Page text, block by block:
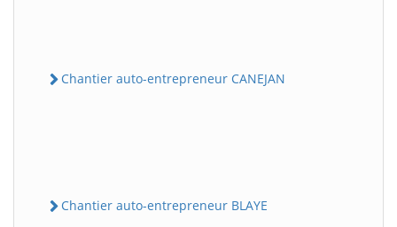
Chantier auto-entrepreneur CANEJAN
Chantier auto-entrepreneur BLAYE